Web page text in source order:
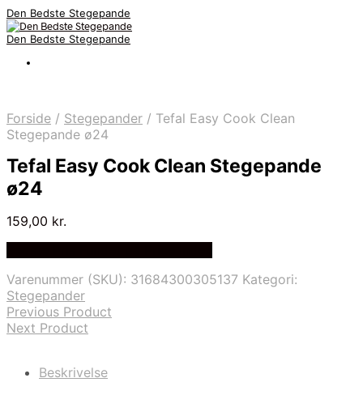
Den Bedste Stegepande
Den Bedste Stegepande
Forside / Stegepander / Tefal Easy Cook Clean
Stegepande ø24
Tefal Easy Cook Clean Stegepande
ø24
159,00 kr.
Varenummer (SKU): 31684300305137 Kategori:
Stegepander
Previous Product
Next Product
Beskrivelse